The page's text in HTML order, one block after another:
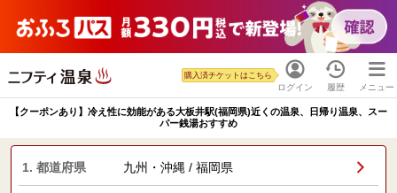
ログイン
購入済チケットはこちら
履歴 メニュー
【クーポンあり】冷え性に効能がある大板井駅(福岡県)近くの温泉、日帰り温泉、スー
パー銭湯おすすめ
1. 都道府県 九州・沖縄 / 福岡県